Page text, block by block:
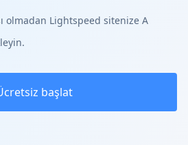
olmadan Lightspeed sitenize A
başlat